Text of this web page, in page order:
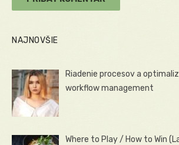
NAJNOVŠIE
Riadenie procesov a
workflow management
Where to Play / How to Win